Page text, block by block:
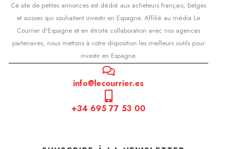
Ce site de petites annonces est dédié aux acheteurs français, belges
et suisses qui souhaitent investir en Espagne. Affilié au média Le
Courrier d'Espagne et en étroite collaboration avec nos agences
partenaires, nous mettons à votre disposition les meilleurs outils pour
investir en Espagne.
info@lecourrier.es
+34 695 77 53 00